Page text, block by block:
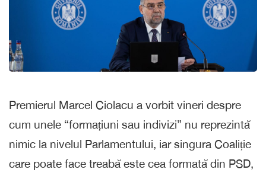
Premierul Marcel Ciolacu a vorbit vineri despre
cum unele “formațiuni sau indivizi” nu reprezintă
nimic la nivelul Parlamentului, iar singura Coaliție
care poate face treabă este cea formată din PSD,